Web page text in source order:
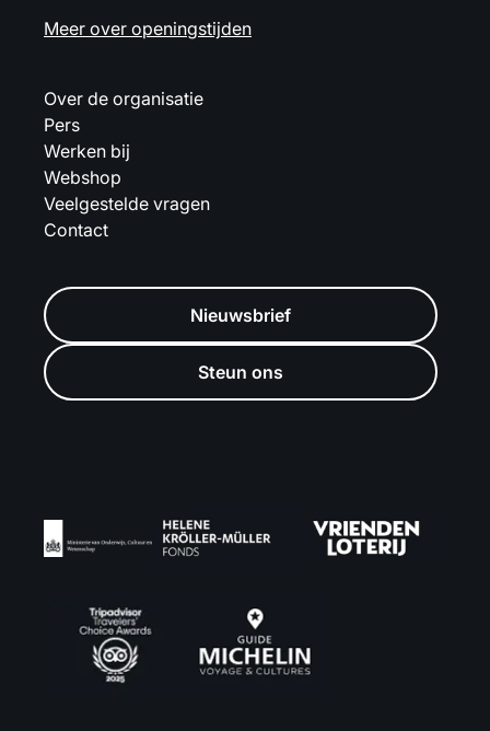
Meer over openingstijden
Over de organisatie
Pers
Werken bij
Webshop
Veelgestelde vragen
Contact
Nieuwsbrief
Steun ons